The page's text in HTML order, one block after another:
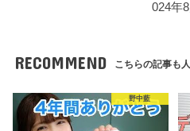
024年
RECOMMEND こちらの記事も人
野中藍